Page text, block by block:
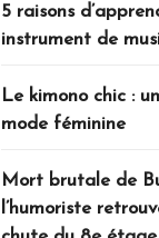
5 raisons
instrument de
Le kimono chic :
mode féminine
Mort brutale de
l’humoriste